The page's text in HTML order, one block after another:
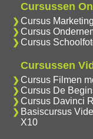
Cursussen
Cursus
Cursus
Cursus
Cursussen
Cursus Filmen
Cursus De
Cursus Davinci
Basiscursus
X10